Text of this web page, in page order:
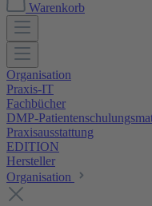
Warenkorb
Organisation
Praxis-IT
Fachbücher
DMP-
Praxisausstattung
EDITION
Hersteller
Organisation